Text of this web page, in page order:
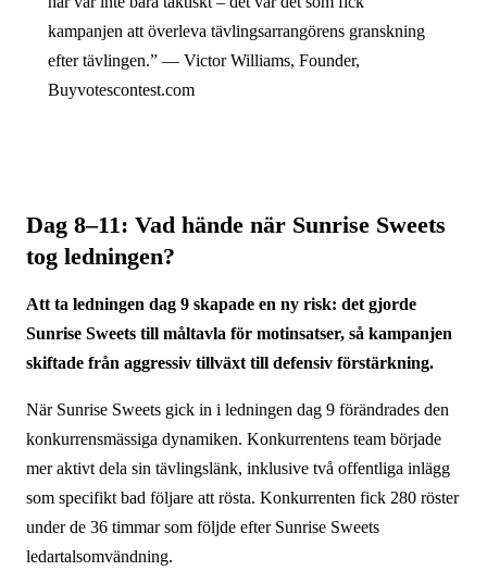
kampanjen att överleva tävlingsarrangörens granskning
efter tävlingen.” — Victor Williams, Founder,
Buyvotescontest.com
Dag 8–11: Vad hände när Sunrise Sweets
tog ledningen?
Att ta ledningen dag 9 skapade en ny risk: det gjorde
Sunrise Sweets till måltavla för motinsatser, så kampanjen
skiftade från aggressiv tillväxt till defensiv förstärkning.
När Sunrise Sweets gick in i ledningen dag 9 förändrades den
konkurrensmässiga dynamiken. Konkurrentens team började
mer aktivt dela sin tävlingslänk, inklusive två offentliga inlägg
som specifikt bad följare att rösta. Konkurrenten fick 280 röster
under de 36 timmar som följde efter Sunrise Sweets
ledartalsomvändning.